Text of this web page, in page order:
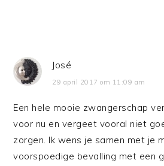
José
29 april 2017 om 11:09 am
Een hele mooie zwangerschap
voor nu en vergeet vooral niet
zorgen. Ik wens je samen met je
voorspoedige bevalling met een